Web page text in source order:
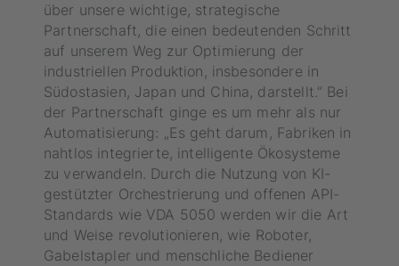
über unsere wichtige, strategische
Partnerschaft, die einen bedeutenden Schritt
auf unserem Weg zur Optimierung der
industriellen Produktion, insbesondere in
Südostasien, Japan und China, darstellt.” Bei
der Partnerschaft ginge es um mehr als nur
Automatisierung: „Es geht darum, Fabriken in
nahtlos integrierte, intelligente Ökosysteme
zu verwandeln. Durch die Nutzung von KI-
gestützter Orchestrierung und offenen API-
Standards wie VDA 5050 werden wir die Art
und Weise revolutionieren, wie Roboter,
Gabelstapler und menschliche Bediener